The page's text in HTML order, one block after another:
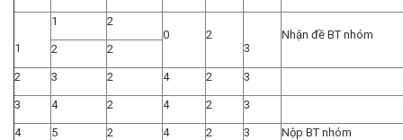
1
1
2
0
2
3
Nhận đề BT nhóm
2
2
2 3 2 4 2 3
3 4 2 4 2 3
4 5 2 4 2 3 Nộp BT nhóm